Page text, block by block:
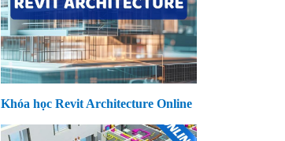
Khóa học Revit Architecture Online